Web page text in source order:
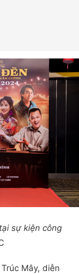
sự kiện công
Mây, diễn